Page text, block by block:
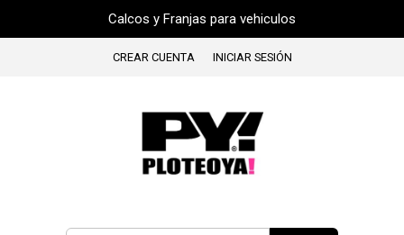
Calcos y Franjas para vehiculos
CREAR CUENTA INICIAR SESIÓN